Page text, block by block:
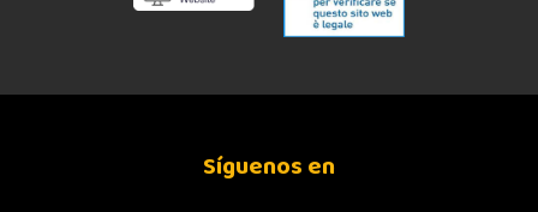
Síguenos en